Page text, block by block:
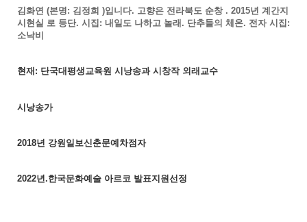
김화연 (본명: 김정희 )입니다. 고향은 전라북도 순창 . 2015년 계간지
시현실 로 등단. 시집: 내일도 나하고 놀래. 단추들의 체온. 전자 시집:
소낙비
현재 : 단국대평생교육원 시낭송과 시창작 외래교수
시낭송가
2018년 강원일보신춘문예차점자
2022년 .한국문화예술 아르코 발표지원선정